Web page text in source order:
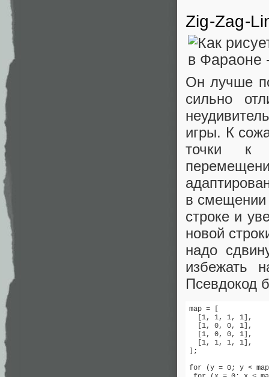
Zig-Zag-
Он лучше
сильно
игры. К
точки к
в смещении
строке и
новой
надо
избежать
Псевдокод
map = [
  [1, 1, 1, 1],
  [1, 0, 0, 1],
  [1, 0, 0, 1],
  [1, 1, 1, 1],
];
for (y = 0; y <